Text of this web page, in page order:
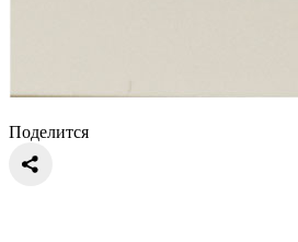
Поделится